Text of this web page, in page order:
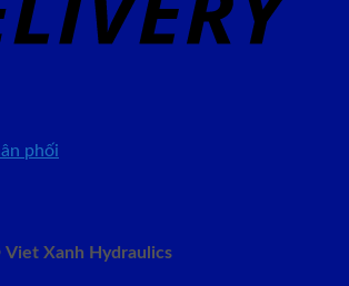
phối
Viet Xanh Hydraulics